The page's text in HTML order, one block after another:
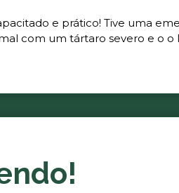
e prático! Tive uma
com um tártaro severo e o o